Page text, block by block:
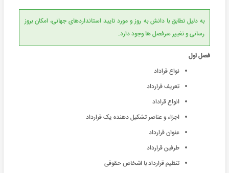
به دلیل تطابق با دانش به روز و مورد تایید استانداردهای جهانی، امکان بروز
رسانی و تغییر سرفصل ها وجود دارد.
فصل اول
نواع قراداد
تعریف قرارداد
انواع قراداد
اجزاء و عناصر تشکیل دهنده یک قرارداد
عنوان قرارداد
طرفین قرارداد
تنظیم قرارداد با اشخاص حقوقی